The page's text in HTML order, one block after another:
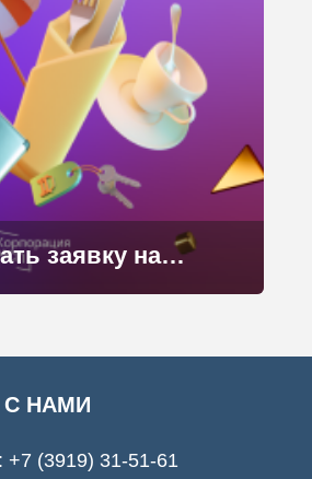
Успейте подать заявку на бесплатную программу «МСП: Акселератор HoReCa+»
С НАМИ
+7 (3919) 31-51-61